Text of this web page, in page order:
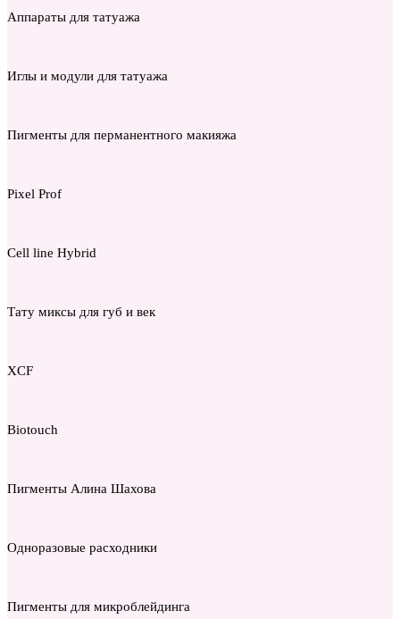
Аппараты для татуажа
Иглы и модули для татуажа
Пигменты для перманентного макияжа
Pixel Prof
Cell line Hybrid
Тату миксы для губ и век
XCF
Biotouch
Пигменты Алина Шахова
Одноразовые расходники
Пигменты для микроблейдинга